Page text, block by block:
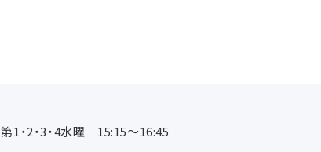
第1・2・3・4水曜 15:15～16:45